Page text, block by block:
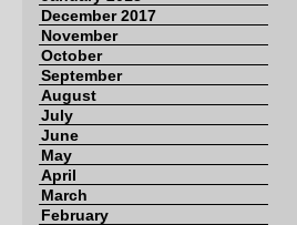
December 2017
November
October
September
August
July
June
May
April
March
February